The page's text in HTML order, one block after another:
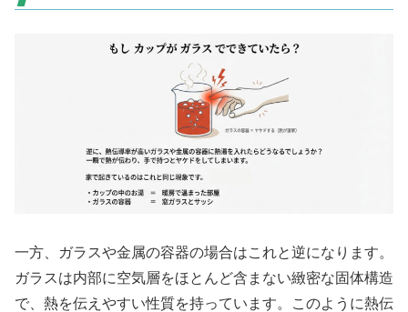
一方、ガラスや金属の容器の場合はこれと逆になります。
ガラスは内部に空気層をほとんど含まない緻密な固体構造
で、熱を伝えやすい性質を持っています。このように熱伝